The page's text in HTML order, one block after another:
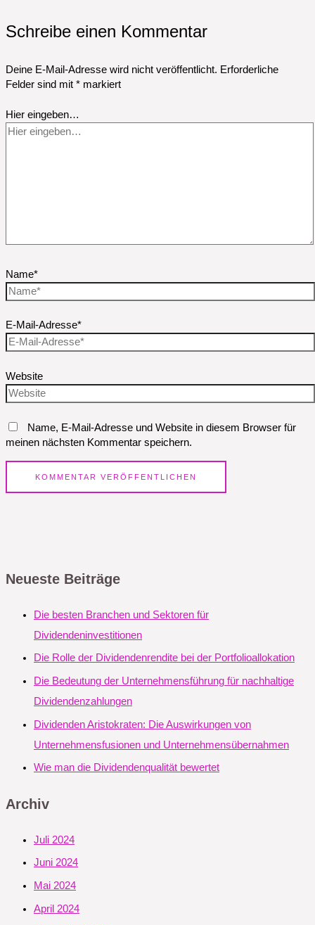
Schreibe einen Kommentar
Deine E-Mail-Adresse wird nicht veröffentlicht. Erforderliche
Felder sind mit * markiert
Hier eingeben…
Name*
E-Mail-Adresse*
Website
Name, E-Mail-Adresse und Website in diesem Browser für
meinen nächsten Kommentar speichern.
Neueste Beiträge
Die besten Branchen und Sektoren für
Dividendeninvestitionen
Die Rolle der Dividendenrendite bei der Portfolioallokation
Die Bedeutung der Unternehmensführung für nachhaltige
Dividendenzahlungen
Dividenden Aristokraten: Die Auswirkungen von
Unternehmensfusionen und Unternehmensübernahmen
Wie man die Dividendenqualität bewertet
Archiv
Juli 2024
Juni 2024
Mai 2024
April 2024